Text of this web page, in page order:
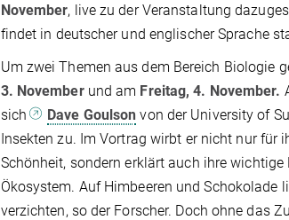
November, live zu der Veranstaltung
findet in deutscher und englischer Sprache
Um zwei Themen aus dem Bereich Biologie
3. Novemberund am Freitag, 4. November.
sich
Dave Goulson von der University of
Insekten zu. Im Vortrag wirbt er nicht nur für
Schönheit, sondern erklärt auch ihre
Ökosystem. Auf Himbeeren und Schokolade
verzichten, so der Forscher. Doch ohne das